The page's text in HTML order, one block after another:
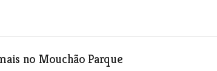
no Mouchão Parque